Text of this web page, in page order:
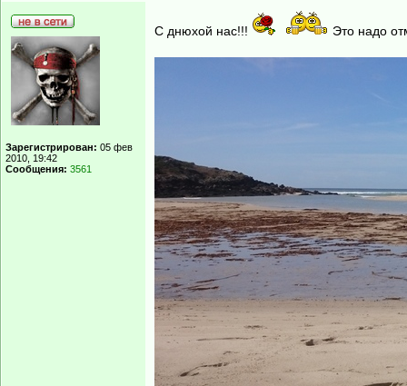
Зарегистрирован: 05 фев
2010, 19:42
Сообщения: 3561
С днюхой нас!!! Это надо